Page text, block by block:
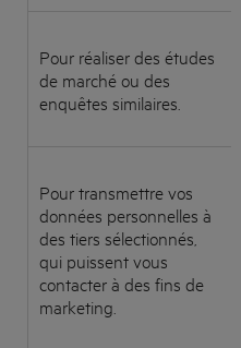
Pour réaliser des études
de marché ou des
enquêtes similaires.
Pour transmettre vos
données personnelles à
des tiers sélectionnés,
qui puissent vous
contacter à des fins de
marketing.